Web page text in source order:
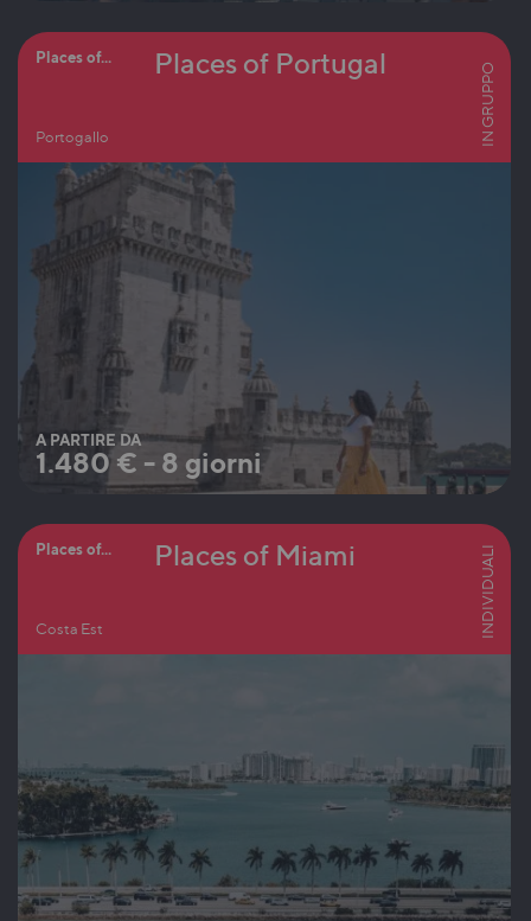
Places of...
Portogallo
Places of Portugal IN GRUPPO
A PARTIRE DA
1.480 € - 8 giorni
Places of...
Costa Est
Places of Miami INDIVIDUALI